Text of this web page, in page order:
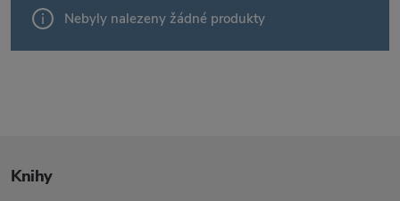
Nebyly nalezeny žádné produkty
Knihy